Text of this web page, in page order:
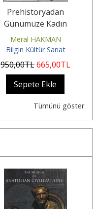
Prehistoryadan
Günümüze Kadın
Meral HAKMAN
Bilgin Kültür Sanat
950,00TL665,00TL
Sepete Ekle
Tümünü göster